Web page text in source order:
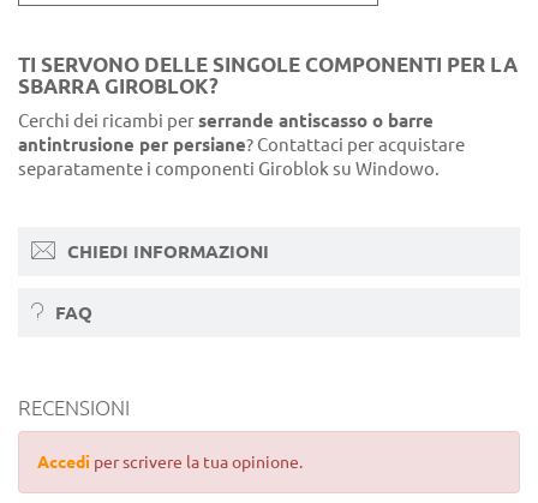
TI SERVONO DELLE SINGOLE COMPONENTI PER LA
SBARRA GIROBLOK?
Cerchi dei ricambi perserrande antiscasso o barre
antintrusione per persiane? Contattaci per acquistare
separatamente i componenti Giroblok su Windowo.
CHIEDI INFORMAZIONI
FAQ
RECENSIONI
Accedi per scrivere la tua opinione.